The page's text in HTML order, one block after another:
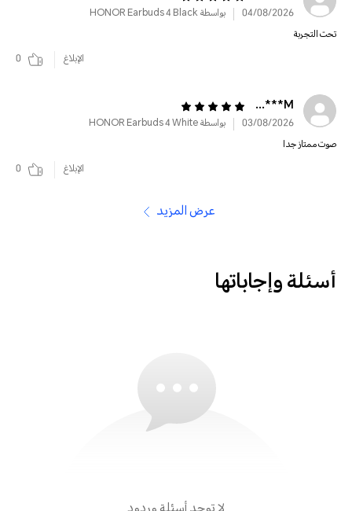
04/08/2026
بواسطة HONOR Earbuds 4 Black
تحت التجربة
الإبلاغ
0
M*************
03/08/2026
بواسطة HONOR Earbuds 4 White
صوت ممتاز جدا
الإبلاغ
0
عرض المزيد
أسئلة وإجاباتها